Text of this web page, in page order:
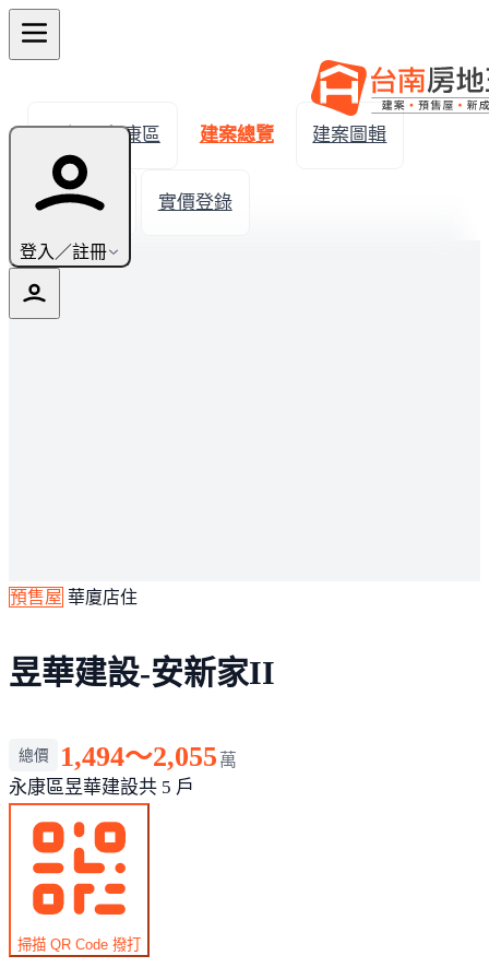
登入／註冊
← 返回永康區 建案總覽 建案圖輯
生活機能 實價登錄
預售屋 華廈店住
昱華建設-安新家II
總價 1,494～2,055 萬
永康區昱華建設共 5 戶
掃描 QR Code 撥打